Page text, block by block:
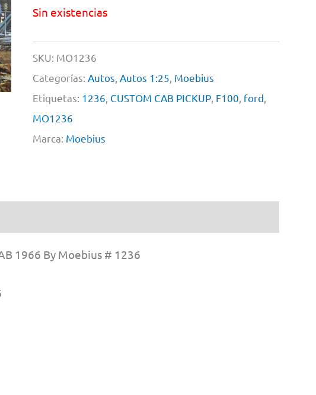
Sin existencias
SKU: MO1236
Categorías: Autos Autos 1:25 Moebius
Etiquetas: 1236 CUSTOM CAB PICKUP, F100 ford
MO1236
Marca: Moebius
1966 By Moebius # 1236